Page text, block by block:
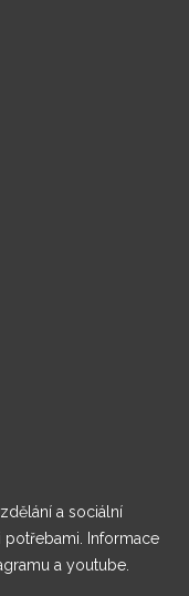
a sociální
Informace
a youtube.